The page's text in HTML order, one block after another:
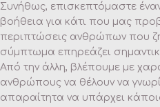
Συνήθως, επισκεπτόμαστε
βοήθεια για κάτι που μας
περιπτώσεις ανθρώπων που
σύμπτωμα επηρεάζει
Από την άλλη, βλέπουμε με
ανθρώπους να θέλουν να
απαραίτητα να υπάρχει